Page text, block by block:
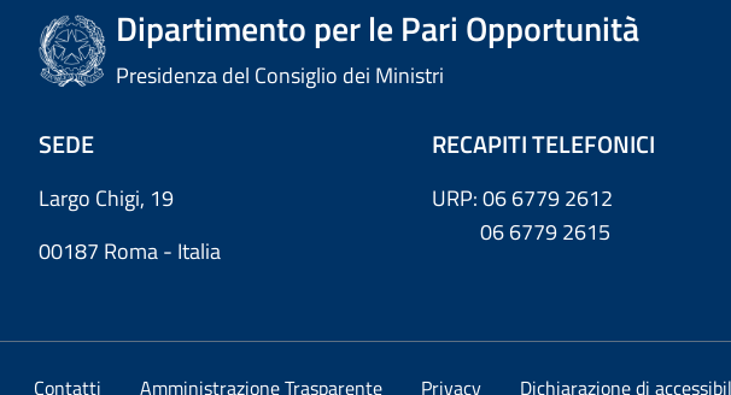
Dipartimento per le Pari Opportunità
Presidenza del Consiglio dei Ministri
SEDE
Largo Chigi, 19
00187 Roma - Italia
RECAPITI TELEFONICI
URP: 06 6779 2612
06 6779 2615
Contatti Amministrazione Trasparente Privacy Dichiarazione di